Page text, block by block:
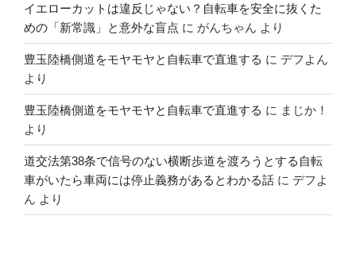
イエローカットは違反じゃない？自転車を安全に抜くた
めの「新常識」と意外な盲点 に がんちゃん より
豊玉陸橋側道をモヤモヤと自転車で直進する に デフよん
より
豊玉陸橋側道をモヤモヤと自転車で直進する に まじか！
より
道交法第38条で信号のない横断歩道を渡ろうとする自転
車がいたら車両には停止義務があるとわかる話 に デフよ
ん より